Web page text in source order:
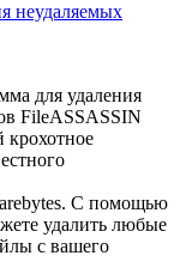
неудаляемых
для удаления
FileASSASSIN
крохотное
С помощью
удалить любые
с вашего